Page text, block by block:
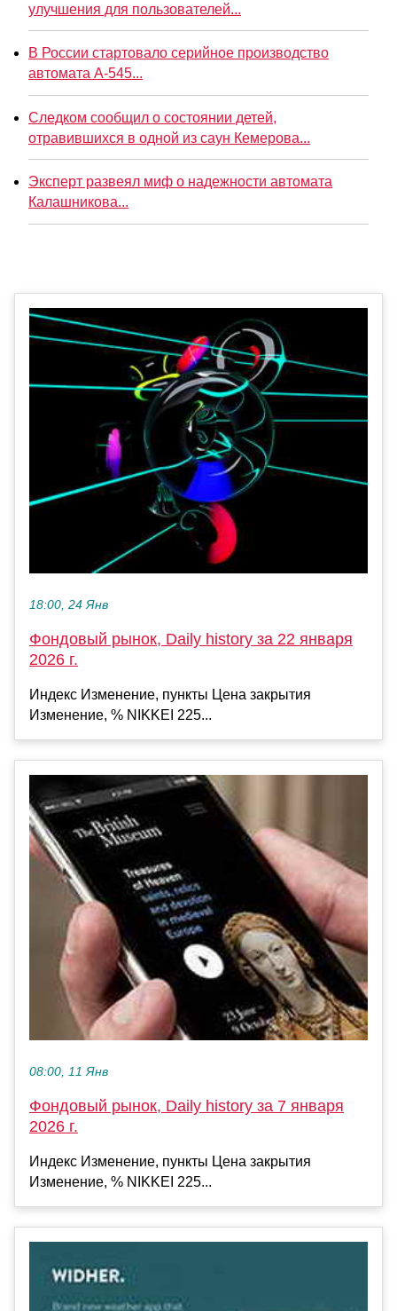
улучшения для пользователей...
В России стартовало серийное производство
автомата А-545...
Следком сообщил о состоянии детей,
отравившихся в одной из саун Кемерова...
Эксперт развеял миф о надежности автомата
Калашникова...
18:00, 24 Янв
Фондовый рынок, Daily history за 22 января
2026 г.
Индекс Изменение, пункты Цена закрытия
Изменение, % NIKKEI 225...
08:00, 11 Янв
Фондовый рынок, Daily history за 7 января
2026 г.
Индекс Изменение, пункты Цена закрытия
Изменение, % NIKKEI 225...